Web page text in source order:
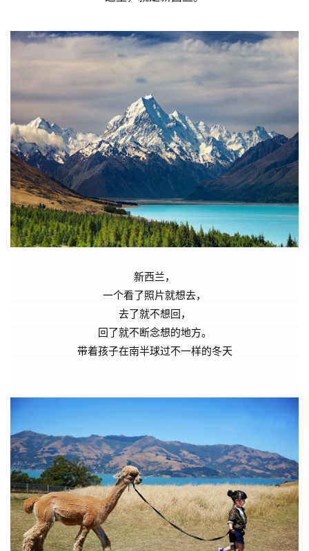
新西兰，
一个看了照片就想去，
去了就不想回，
回了就不断念想的地方。
带着孩子在南半球过不一样的冬天